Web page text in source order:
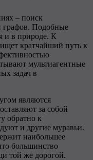
– поиск
графов. Подобные
и в природе. К
кратчайший путь к
мультиагентные
задач в
являются
за собой
обратно к
и другие муравьи.
наибольшее
большинство
той же дорогой.